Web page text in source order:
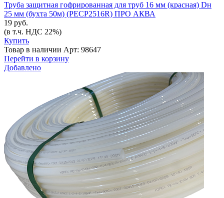
Труба защитная гофрированная для труб 16 мм (красная) Dн
25 мм (бухта 50м) (PECP2516R) ПРО АКВА
19 руб.
(в т.ч. НДС 22%)
Купить
Товар в наличии Арт: 98647
Перейти в корзину
Добавлено